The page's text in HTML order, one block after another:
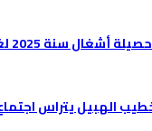
التجارة والصناعة والخدمات بجهة…
الهبيل يتراس